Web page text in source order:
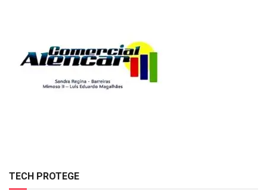
TECH PROTEGE